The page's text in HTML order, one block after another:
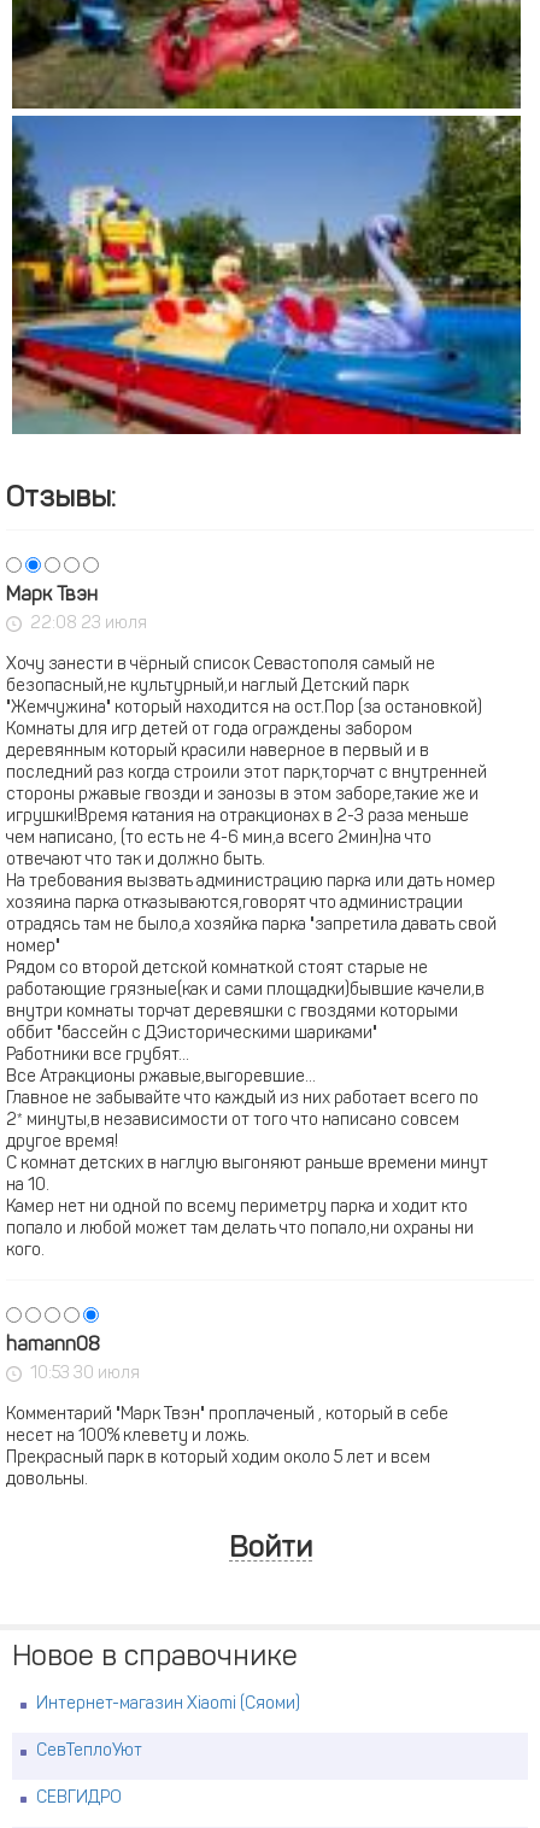
Отзывы:
Марк Твэн
22:08 23 июля
Хочу занести в чёрный список Севастополя самый не
безопасный,не культурный,и наглый Детский парк
"Жемчужина" который находится на ост.Пор (за остановкой)
Комнаты для игр детей от года ограждены забором
деревянным который красили наверное в первый и в
последний раз когда строили этот парк,торчат с внутренней
стороны ржавые гвозди и занозы в этом заборе,такие же и
игрушки!Время катания на отракционах в 2-3 раза меньше
чем написано, (то есть не 4-6 мин,а всего 2мин)на что
отвечают что так и должно быть.
На требования вызвать администрацию парка или дать номер
хозяина парка отказываются,говорят что администрации
отрадясь там не было,а хозяйка парка "запретила давать свой
номер"
Рядом со второй детской комнаткой стоят старые не
работающие грязные(как и сами площадки)бывшие качели,в
внутри комнаты торчат деревяшки с гвоздями которыми
оббит "бассейн с ДЭисторическими шариками"
Работники все грубят...
Все Атракционы ржавые,выгоревшие...
Главное не забывайте что каждый из них работает всего по
2* минуты,в независимости от того что написано совсем
другое время!
С комнат детских в наглую выгоняют раньше времени минут
на 10.
Камер нет ни одной по всему периметру парка и ходит кто
попало и любой может там делать что попало,ни охраны ни
кого.
hamann08
10:53 30 июля
Комментарий "Марк Твэн" проплаченый , который в себе
несет на 100% клевету и ложь.
Прекрасный парк в который ходим около 5 лет и всем
довольны.
Войти
Новое в справочнике
Интернет-магазин Xiaomi (Сяоми)
СевТеплоУют
СЕВГИДРО